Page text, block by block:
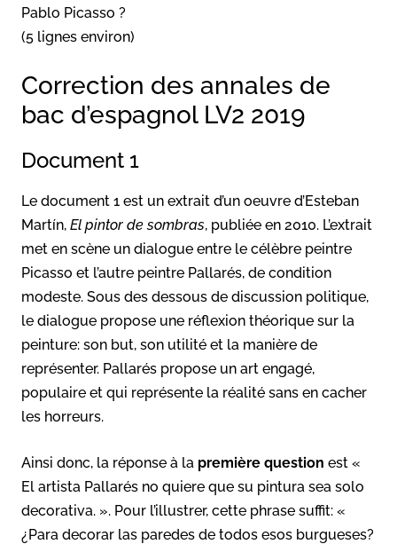
Pablo Picasso ?
(5 lignes environ)
Correction des annales de
bac d’espagnol LV2 2019
Document 1
Le document 1 est un extrait d’un oeuvre d’Esteban
Martín, El pintor de sombras, publiée en 2010. L’extrait
met en scène un dialogue entre le célèbre peintre
Picasso et l’autre peintre Pallarés, de condition
modeste. Sous des dessous de discussion politique,
le dialogue propose une réflexion théorique sur la
peinture: son but, son utilité et la manière de
représenter. Pallarés propose un art engagé,
populaire et qui représente la réalité sans en cacher
les horreurs.
Ainsi donc, la réponse à la première question est «
El artista Pallarés no quiere que su pintura sea solo
decorativa. ». Pour l’illustrer, cette phrase suffit: «
¿Para decorar las paredes de todos esos burgueses?